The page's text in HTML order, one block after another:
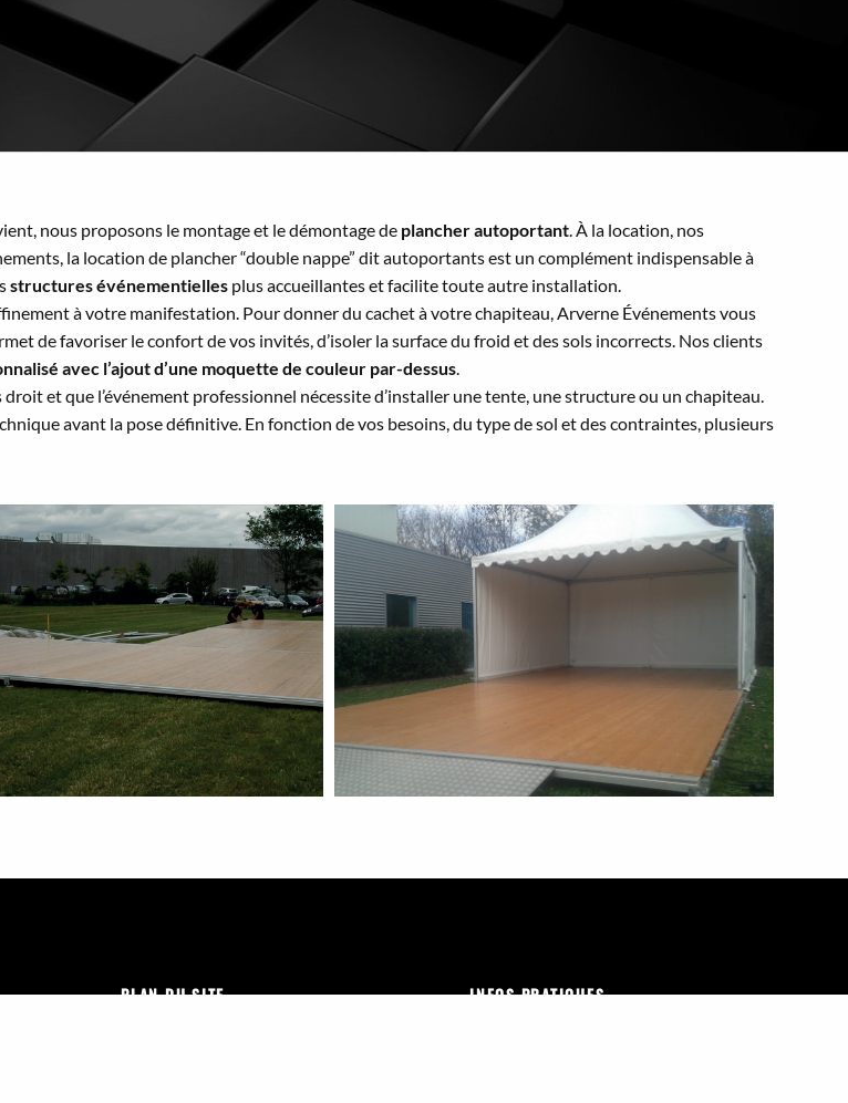
nous proposons le montage et le démontage de plancher autoportant. À la location, nos
la location de plancher “double nappe” dit autoportants est un complément indispensable à
structures événementielles plus accueillantes et facilite toute autre installation.
à votre manifestation. Pour donner du cachet à votre chapiteau, Arverne Événements vous
de favoriser le confort de vos invités, d’isoler la surface du froid et des sols incorrects. Nos clients
avec l’ajout d’une moquette de couleur par-dessus.
et que l’événement professionnel nécessite d’installer une tente, une structure ou un chapiteau.
avant la pose définitive. En fonction de vos besoins, du type de sol et des contraintes, plusieurs
PLAN DU SITE INFOS PRATIQUES